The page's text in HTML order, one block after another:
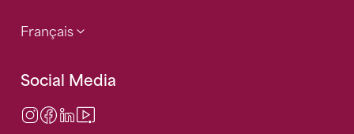
Français
Social Media
Instagram
Facebook
LinkedIn